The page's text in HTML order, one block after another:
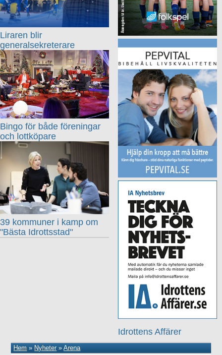
Idrottens Affärer
Liraren blir
generalsekreterare
Bingo för både föreningar
och lottköpare
39 kommuner i kamp om
"Bästa Idrottsstad"
Hem » Nyheter»Arena